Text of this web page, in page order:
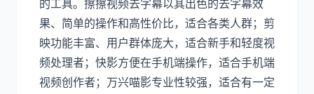
的工具。擦擦视频去字幕以其出色的去字幕效
果、简单的操作和高性价比，适合各类人群；剪
映功能丰富、用户群体庞大，适合新手和轻度视
频处理者；快影方便在手机端操作，适合手机端
视频创作者；万兴喵影专业性较强，适合有一定